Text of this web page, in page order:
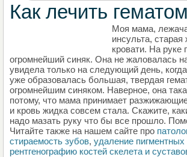
Как лечить
Моя мама,
инсульта,
кровати. На руке
огромнейший синяк. Она не жаловалась
увидела только на следующий день,
уже образовалась большая, твердая
огромнейшим синяком. Наверное, она
потому, что мама принимает
и кровь жидка совсем стала. Скажите,
надо мазать руку что бы все прошло.
Читайте также на нашем сайте про
стираемость зубов, удаление пигментных
рентгенографию костей скелета и